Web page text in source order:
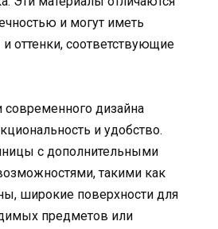
и могут иметь
оттенки, соответствующие
дизайна
и удобство.
с дополнительными
такими как
широкие поверхности для
предметов или